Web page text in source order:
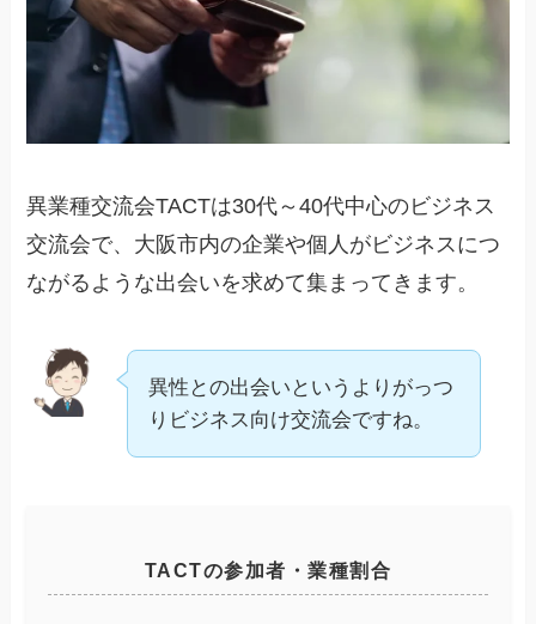
異業種交流会TACTは30代～40代中心のビジネス
交流会で、大阪市内の企業や個人がビジネスにつ
ながるような出会いを求めて集まってきます。
異性との出会いというよりがっつ
りビジネス向け交流会ですね。
TACTの参加者・業種割合